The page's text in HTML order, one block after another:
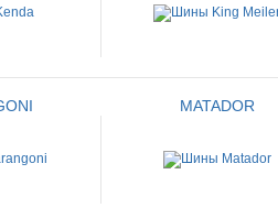
MATADOR